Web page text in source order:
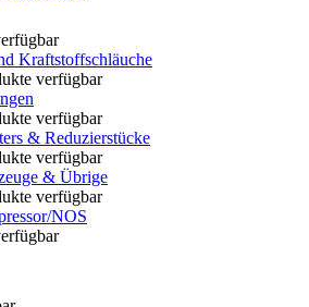
Kraftstoffschläuche
verfügbar
verfügbar
& Reduzierstücke
verfügbar
& Übrige
verfügbar
NOS